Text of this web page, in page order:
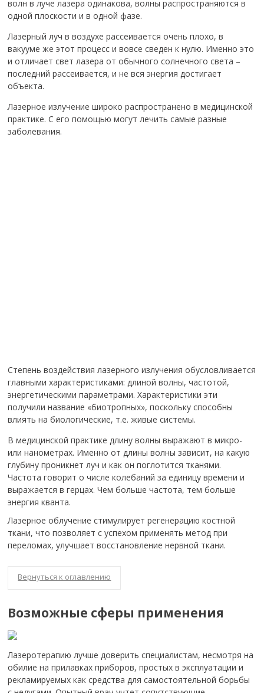
волн в луче лазера одинакова, волны распространяются в
одной плоскости и в одной фазе.
Лазерный луч в воздухе рассеивается очень плохо, в
вакууме же этот процесс и вовсе сведен к нулю. Именно это
и отличает свет лазера от обычного солнечного света –
последний рассеивается, и не вся энергия достигает
объекта.
Лазерное излучение широко распространено в медицинской
практике. С его помощью могут лечить самые разные
заболевания.
Степень воздействия лазерного излучения обусловливается
главными характеристиками: длиной волны, частотой,
энергетическими параметрами. Характеристики эти
получили название «биотропных», поскольку способны
влиять на биологические, т.е. живые системы.
В медицинской практике длину волны выражают в микро-
или нанометрах. Именно от длины волны зависит, на какую
глубину проникнет луч и как он поглотится тканями.
Частота говорит о числе колебаний за единицу времени и
выражается в герцах. Чем больше частота, тем больше
энергия кванта.
Лазерное облучение стимулирует регенерацию костной
ткани, что позволяет с успехом применять метод при
переломах, улучшает восстановление нервной ткани.
Вернуться к оглавлению
Возможные сферы применения
Лазеротерапию лучше доверить специалистам, несмотря на
обилие на прилавках приборов, простых в эксплуатации и
рекламируемых как средства для самостоятельной борьбы